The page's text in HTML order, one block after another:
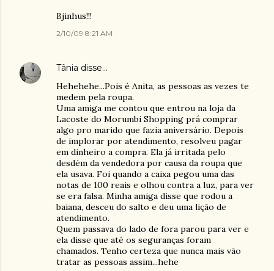
Bjinhus!!!
2/10/09 8:21 AM
Tânia disse…
Hehehehe...Pois é Anita, as pessoas as vezes te
medem pela roupa.
Uma amiga me contou que entrou na loja da
Lacoste do Morumbi Shopping prá comprar
algo pro marido que fazia aniversário. Depois
de implorar por atendimento, resolveu pagar
em dinheiro a compra. Ela já irritada pelo
desdém da vendedora por causa da roupa que
ela usava. Foi quando a caixa pegou uma das
notas de 100 reais e olhou contra a luz, para ver
se era falsa. Minha amiga disse que rodou a
baiana, desceu do salto e deu uma lição de
atendimento.
Quem passava do lado de fora parou para ver e
ela disse que até os seguranças foram
chamados. Tenho certeza que nunca mais vão
tratar as pessoas assim...hehe